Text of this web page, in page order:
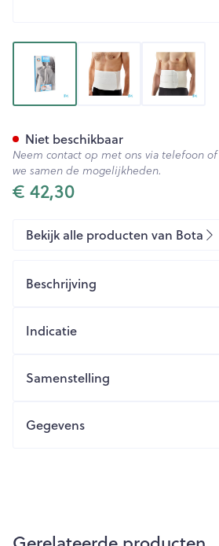
View larger imageView larger image
View
€ 42,30
Niet beschikbaar
Neem contact op met ons via telefoon
we samen de mogelijkheden.
Bekijk alle producten van Bota
Beschrijving
Indicatie
Samenstelling
Gegevens
Merken Bota